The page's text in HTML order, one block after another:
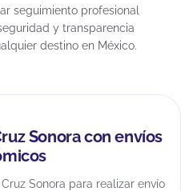
seguimiento profesional
y transparencia
destino en México.
Sonora con envíos
Sonora para realizar envío